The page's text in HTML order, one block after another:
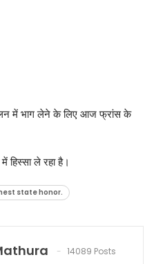
में भाग लेने के लिए आज फ्रांस के
हिस्सा ले रहा है।
state honor.
14089 Posts